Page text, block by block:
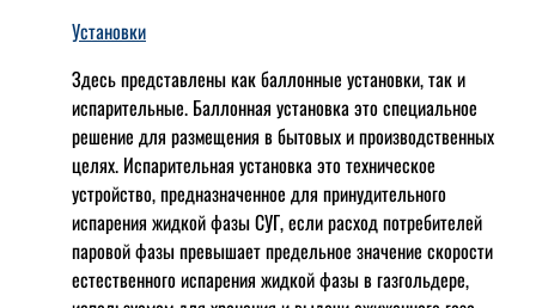
Установки
Здесь представлены как баллонные установки, так и
испарительные. Баллонная установка это специальное
решение для размещения в бытовых и производственных
целях. Испарительная установка это техническое
устройство, предназначенное для принудительного
испарения жидкой фазы СУГ, если расход потребителей
паровой фазы превышает предельное значение скорости
естественного испарения жидкой фазы в газгольдере,